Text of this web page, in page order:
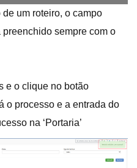
um roteiro, o campo
preenchido sempre com o
e o clique no botão
o processo e a entrada do
na ‘Portaria’